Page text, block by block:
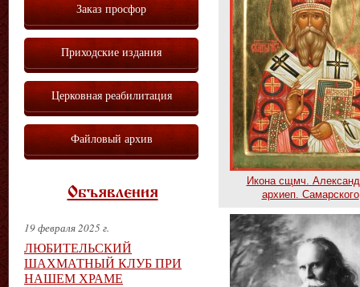
Икона сщмч.
архиеп. Самарского
Заказ просфор
Приходские издания
Церковная реабилитация
Файловый архив
Объявления
19 февраля 2025 г.
ЛЮБИТЕЛЬСКИЙ
ШАХМАТНЫЙ КЛУБ ПРИ
НАШЕМ ХРАМЕ